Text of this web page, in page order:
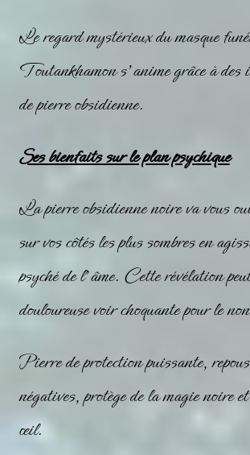
Le regard mystérieux du masque
Toutankhamon s’anime grâce à des
de pierreobsidienne.
Ses bienfaits sur le plan psychique
La pierre obsidienne noire va vous
sur vos côtés les plus sombres en
psyché de l’âme. Cette révélation
douloureuse voir choquante pour le
Pierre de protection puissante,
négatives, protège de la magie noire
œil.